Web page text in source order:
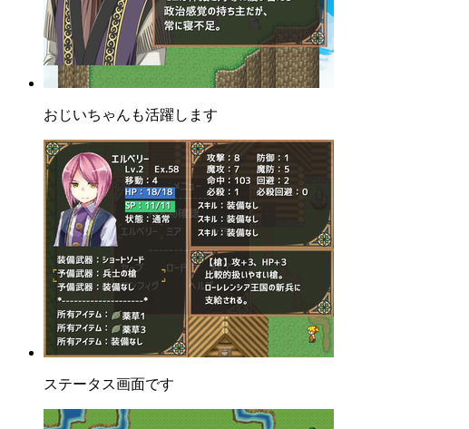
おじいちゃんも活躍します
ステータス画面です